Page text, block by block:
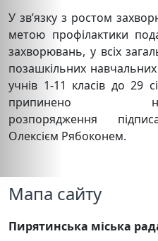
У зв’язку з ростом
метою профілактики
захворювань, у всіх
позашкільних
учнів 1-11 класів до 29
припинено
розпорядження
Олексієм Рябоконем.
Мапа сайту
Пирятинська міська